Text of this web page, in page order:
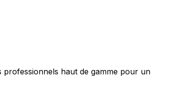
professionnels haut de gamme pour un